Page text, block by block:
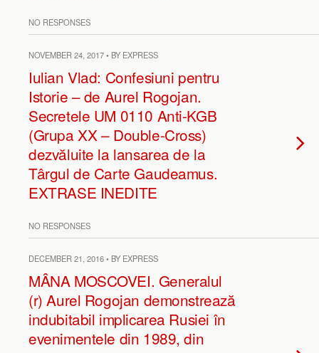
NO RESPONSES
NOVEMBER 24, 2017 • BY EXPRESS
Iulian Vlad: Confesiuni pentru
Istorie – de Aurel Rogojan.
Secretele UM 0110 Anti-KGB
(Grupa XX – Double-Cross)
dezvăluite la lansarea de la
Târgul de Carte Gaudeamus.
EXTRASE INEDITE
NO RESPONSES
DECEMBER 21, 2016 • BY EXPRESS
MÂNA MOSCOVEI. Generalul
(r) Aurel Rogojan demonstrează
indubitabil implicarea Rusiei în
evenimentele din 1989, din